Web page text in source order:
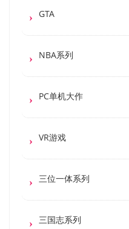
GTA
NBA系列
PC单机大作
VR游戏
三位一体系列
三国志系列